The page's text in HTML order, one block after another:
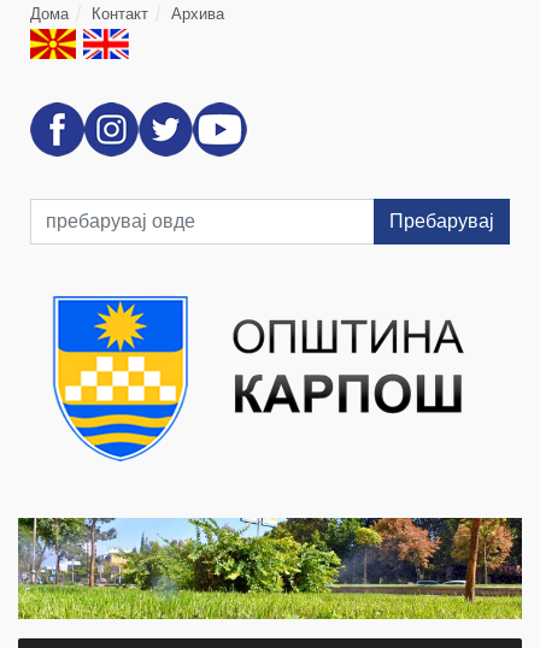
Дома Контакт Архива
Пребарувај